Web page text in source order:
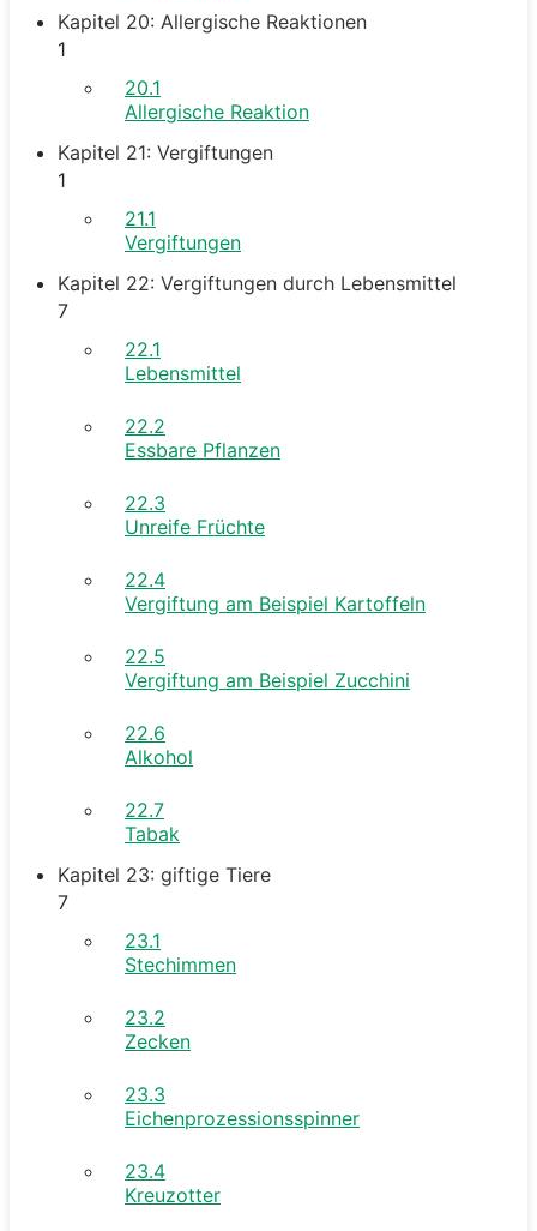
Kapitel 20: Allergische Reaktionen
1
20.1
Allergische Reaktion
Kapitel 21: Vergiftungen
1
21.1
Vergiftungen
Kapitel 22: Vergiftungen durch Lebensmittel
7
22.1
Lebensmittel
22.2
Essbare Pflanzen
22.3
Unreife Früchte
22.4
Vergiftung am Beispiel Kartoffeln
22.5
Vergiftung am Beispiel Zucchini
22.6
Alkohol
22.7
Tabak
Kapitel 23: giftige Tiere
7
23.1
Stechimmen
23.2
Zecken
23.3
Eichenprozessionsspinner
23.4
Kreuzotter